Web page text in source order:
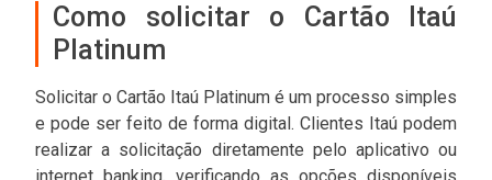
Como solicitar o Cartão Itaú
Platinum
Solicitar o Cartão Itaú Platinum é um processo simples
e pode ser feito de forma digital. Clientes Itaú podem
realizar a solicitação diretamente pelo aplicativo ou